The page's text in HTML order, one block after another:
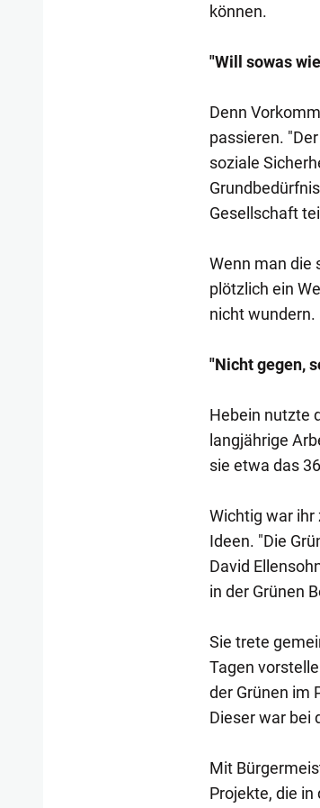
können.
"Will sowas
Denn
passieren.
soziale
Gesellschaft
Wenn man die
plötzlich ein
nicht wundern.
"Nicht gegen,
Hebein nutzte
langjährige
sie etwa das
Wichtig war ihr
Ideen. "Die
David
in der Grünen
Sie trete
Tagen
der Grünen im
Dieser war bei
Mit
Projekte, die